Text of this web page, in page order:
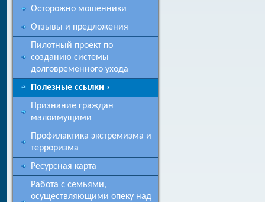
Осторожно мошенники
Отзывы и предложения
Пилотный проект по
созданию системы
долговременного ухода
Полезные ссылки ›
Признание граждан
малоимущими
Профилактика экстремизма и
терроризма
Ресурсная карта
Работа с семьями,
осуществляющими опеку над